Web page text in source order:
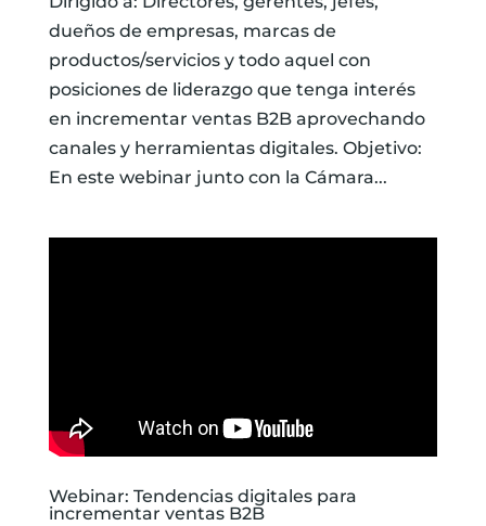
dueños de empresas, marcas de
productos/servicios y todo aquel con
posiciones de liderazgo que tenga interés
en incrementar ventas B2B aprovechando
canales y herramientas digitales. Objetivo:
En este webinar junto con la Cámara...
Webinar: Tendencias digitales para
incrementar ventas B2B